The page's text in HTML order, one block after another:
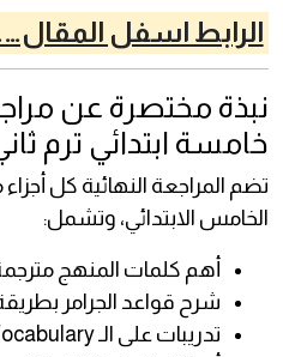
الرابط اسفل
نبذة مختصرة عن
خامسة ابتدائي ترم ثاني
الخامس الابتدائي، وتشمل:
أهم كلمات المنهج
شرح قواعد الجرامر
تدريبات على الـ Vocabulary